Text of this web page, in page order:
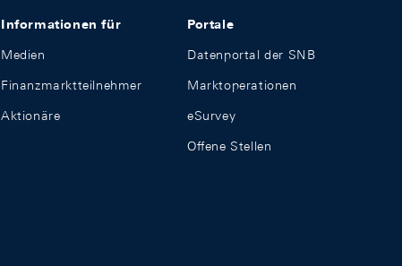
Informationen für
Medien
Finanzmarktteilnehmer
Aktionäre
Portale
Datenportal der SNB
Marktoperationen
eSurvey
Offene Stellen